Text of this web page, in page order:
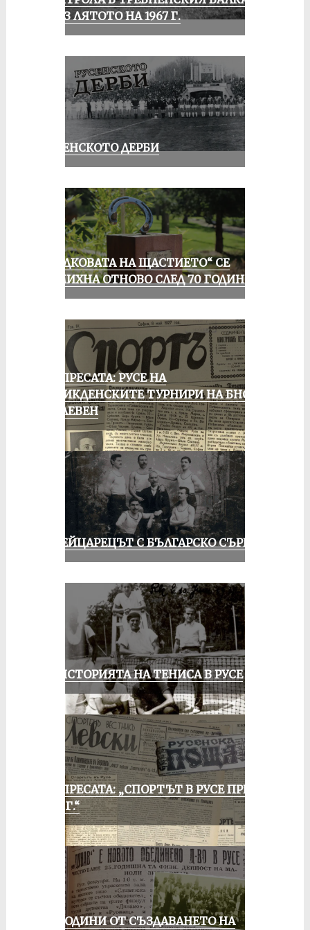
ПРЕЗ ЛЯТОТО НА 1967 Г.
РУСЕНСКОТО ДЕРБИ
„ПОДКОВАТА НА ЩАСТИЕТО“ СЕ
УСМИХНА ОТНОВО СЛЕД 70 ГОДИНИ
ОТ ПРЕСАТА: РУСЕ НА
ВЕЛИКДЕНСКИТЕ ТУРНИРИ НА БНСФ
В ПЛЕВЕН
ШВЕЙЦАРЕЦЪТ С БЪЛГАРСКО СЪРЦЕ
ЗА ИСТОРИЯТА НА ТЕНИСА В РУСЕ
ОТ ПРЕСАТА: „СПОРТЪТ В РУСЕ ПРЕЗ
1935 Г.“
70 ГОДИНИ ОТ СЪЗДАВАНЕТО НА